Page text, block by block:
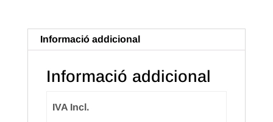
19mm
Color
Informació addicional
Informació addicional
IVA Incl.